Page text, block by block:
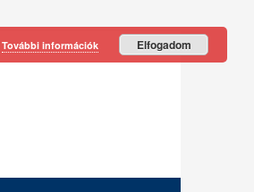
További információk Elfogadom